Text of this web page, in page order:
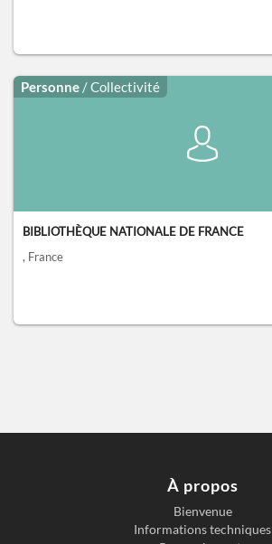
Personne / Collectivité
BIBLIOTHÈQUE NATIONALE DE FRANCE
, France
À propos
Bienvenue
Informations techniques